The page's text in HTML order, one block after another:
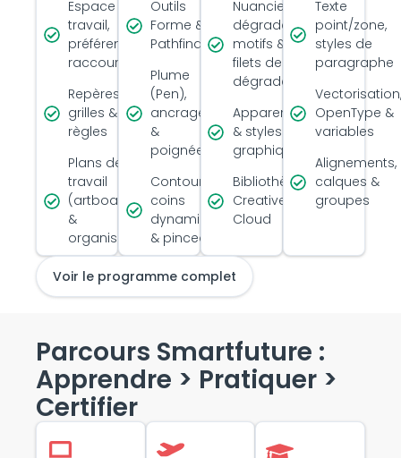
Espace de
travail,
préférences,
raccourcis
Repères,
grilles &
règles
Plans de
travail
(artboards)
&
organisation
Outils
Forme &
Pathfinder
Plume
(Pen),
ancrages
&
poignées
Contours,
coins
dynamiques
& pinceaux
Nuanciers,
dégradés,
motifs &
filets de
dégradé
Apparence
& styles
graphiques
Bibliothèques
Creative
Cloud
Texte
point/zone,
styles de
paragraphe
Vectorisation,
OpenType &
variables
Alignements,
calques &
groupes
Voir le programme complet
Parcours Smartfuture :
Apprendre > Pratiquer >
Certifier